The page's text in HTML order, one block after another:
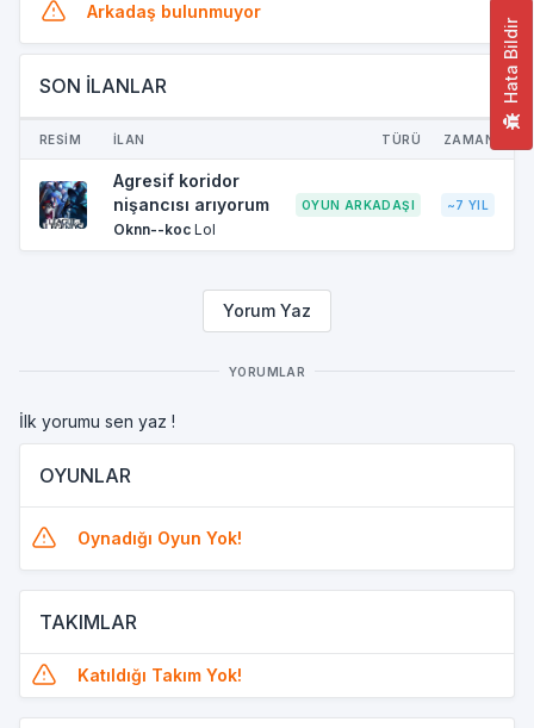
Hata Bildir
Arkadaş bulunmuyor
SON İLANLAR
RESİM İLAN TÜRÜ ZAMAN
Agresif koridor
nişancısı arıyorum
Oknn--koc Lol
OYUN ARKADAŞI ~7 YIL
Yorum Yaz
YORUMLAR
İlk yorumu sen yaz !
OYUNLAR
Oynadığı Oyun Yok!
TAKIMLAR
Katıldığı Takım Yok!